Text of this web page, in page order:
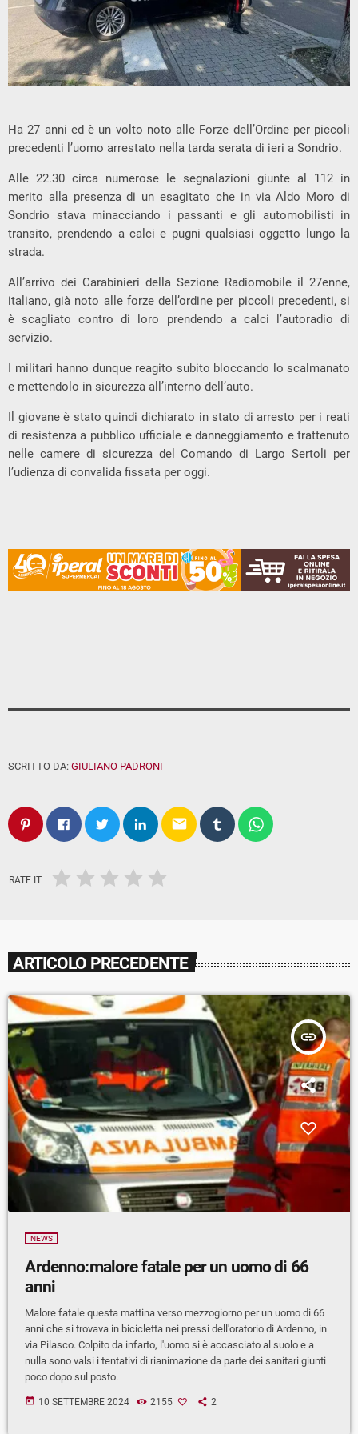
Ha 27 anni ed è un volto noto alle Forze dell’Ordine per piccoli
precedenti l’uomo arrestato nella tarda serata di ieri a Sondrio.
Alle 22.30 circa numerose le segnalazioni giunte al 112 in
merito alla presenza di un esagitato che in via Aldo Moro di
Sondrio stava minacciando i passanti e gli automobilisti in
transito, prendendo a calci e pugni qualsiasi oggetto lungo la
strada.
All’arrivo dei Carabinieri della Sezione Radiomobile il 27enne,
italiano, già noto alle forze dell’ordine per piccoli precedenti, si
è scagliato contro di loro prendendo a calci l’autoradio di
servizio.
I militari hanno dunque reagito subito bloccando lo scalmanato
e mettendolo in sicurezza all’interno dell’auto.
Il giovane è stato quindi dichiarato in stato di arresto per i reati
di resistenza a pubblico ufficiale e danneggiamento e trattenuto
nelle camere di sicurezza del Comando di Largo Sertoli per
l’udienza di convalida fissata per oggi.
SCRITTO DA: GIULIANO PADRONI
email
RATE IT
ARTICOLO PRECEDENTE
insert_link
NEWS
Ardenno:malore fatale per un uomo di 66
anni
Malore fatale questa mattina verso mezzogiorno per un uomo di 66
anni che si trovava in bicicletta nei pressi dell'oratorio di Ardenno, in
via Pilasco. Colpito da infarto, l'uomo si è accasciato al suolo e a
nulla sono valsi i tentativi di rianimazione da parte dei sanitari giunti
poco dopo sul posto.
today 10 SETTEMBRE 2024 2155 2